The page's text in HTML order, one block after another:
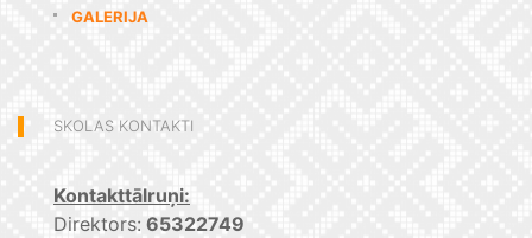
GALERIJA
SKOLAS KONTAKTI
Kontakttālruņi:
Direktors: 65322749